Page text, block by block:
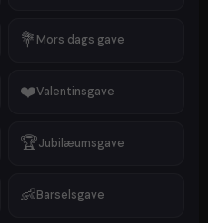
💐 Mors dags gave
❤️Valentinsgave
🏆Jubilæumsgave
👶Barselsgave